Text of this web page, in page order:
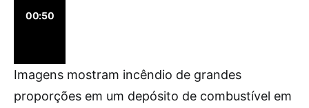
00:50
Imagens mostram incêndio de grandes
proporções em um depósito de combustível em